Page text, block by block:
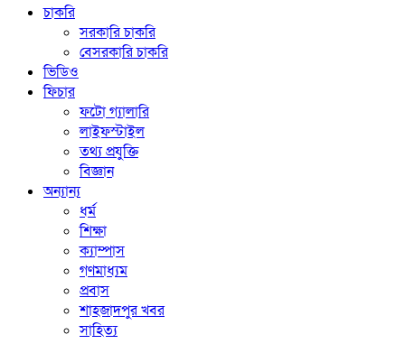
চাকরি
সরকারি চাকরি
বেসরকারি চাকরি
ভিডিও
ফিচার
ফটো গ্যালারি
লাইফস্টাইল
তথ্য প্রযুক্তি
বিজ্ঞান
অন্যান্য
ধর্ম
শিক্ষা
ক্যাম্পাস
গণমাধ্যম
প্রবাস
শাহজাদপুর খবর
সাহিত্য